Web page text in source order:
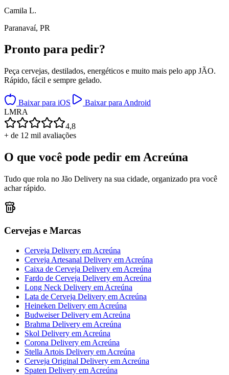
Camila L.
Paranavaí, PR
Pronto para pedir?
Peça cervejas, destilados, energéticos e muito mais pelo app JÃO.
Rápido, fácil e sempre gelado.
Baixar para iOS
Baixar para Android
LMRA
4,8
+ de 12 mil avaliações
O que você pode pedir emAcreúna
Tudo que rola no Jão Delivery na sua cidade, organizado pra você
achar rápido.
Cervejas e Marcas
Cerveja Delivery em Acreúna
Cerveja Artesanal Delivery em Acreúna
Caixa de Cerveja Delivery em Acreúna
Fardo de Cerveja Delivery em Acreúna
Long Neck Delivery em Acreúna
Lata de Cerveja Delivery em Acreúna
Heineken Delivery em Acreúna
Budweiser Delivery em Acreúna
Brahma Delivery em Acreúna
Skol Delivery em Acreúna
Corona Delivery em Acreúna
Stella Artois Delivery em Acreúna
Cerveja Original Delivery em Acreúna
Spaten Delivery em Acreúna